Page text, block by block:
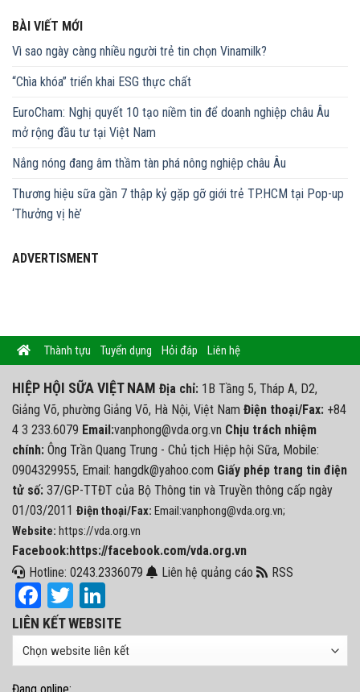
BÀI VIẾT MỚI
Vì sao ngày càng nhiều người trẻ tin chọn Vinamilk?
“Chìa khóa” triển khai ESG thực chất
EuroCham: Nghị quyết 10 tạo niềm tin để doanh nghiệp châu Âu
mở rộng đầu tư tại Việt Nam
Nắng nóng đang âm thầm tàn phá nông nghiệp châu Âu
Thương hiệu sữa gần 7 thập kỷ gặp gỡ giới trẻ TP.HCM tại Pop-up
‘Thưởng vị hè’
ADVERTISMENT
Thành tựu Tuyển dụng Hỏi đáp Liên hệ
HIỆP HỘI SỮA VIỆT NAM Địa chỉ: 1B Tầng 5, Tháp A, D2,
Giảng Võ, phường Giảng Võ, Hà Nội, Việt Nam Điện thoại/Fax: +84
4 3 233.6079 Email:vanphong@vda.org.vn Chịu trách nhiệm
chính: Ông Trần Quang Trung - Chủ tịch Hiệp hội Sữa, Mobile:
0904329955, Email: hangdk@yahoo.com Giấy phép trang tin điện
tử số: 37/GP-TTĐT của Bộ Thông tin và Truyền thông cấp ngày
01/03/2011 Điện thoại/Fax: Email:vanphong@vda.org.vn;
Website: https://vda.org.vn
Facebook:https://facebook.com/vda.org.vn
Hotline: 0243.2336079
Liên hệ quảng cáo RSS
Facebook
Twitter
LIÊN KẾT WEBSITE